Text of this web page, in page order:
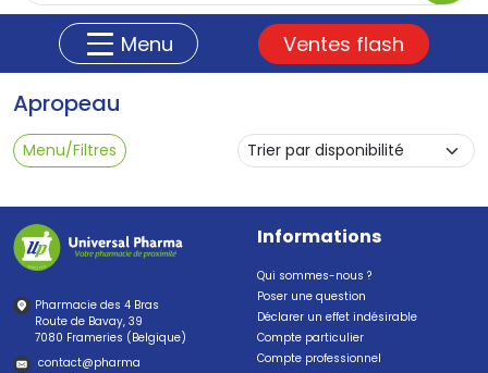
Menu Ventes flash
Apropeau
Menu/Filtres
Pharmacie des 4 Bras
Route de Bavay, 39
7080 Frameries (Belgique)
contact@pharma
Informations
Qui sommes-nous ?
Poser une question
Déclarer un effet indésirable
Compte particulier
Compte professionnel